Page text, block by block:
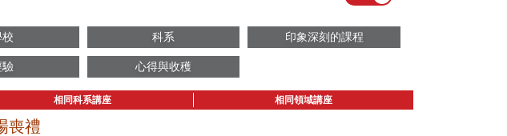
校 科系 印象深刻的課程
驗 心得與收穫
相同科系講座 相同領域講座
喪禮